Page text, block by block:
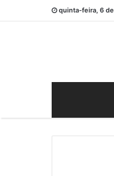
quinta-feira, 6